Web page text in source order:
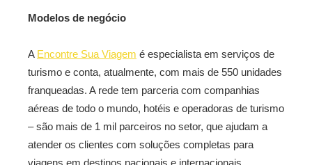
Modelos de negócio
A Encontre Sua Viagem é especialista em serviços de
turismo e conta, atualmente, com mais de 550 unidades
franqueadas. A rede tem parceria com companhias
aéreas de todo o mundo, hotéis e operadoras de turismo
– são mais de 1 mil parceiros no setor, que ajudam a
atender os clientes com soluções completas para
viagens em destinos nacionais e internacionais.